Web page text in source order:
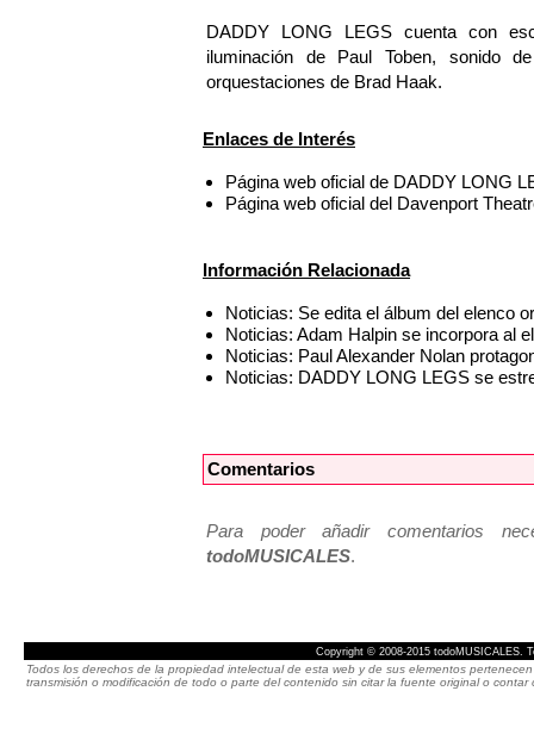
DADDY LONG LEGS cuenta con
iluminación de Paul Toben, sonido
orquestaciones de Brad Haak.
Enlaces de Interés
Página web oficial de DADDY LONG
Página web oficial del Davenport
Información Relacionada
Noticias: Se edita el álbum del elenco
Noticias: Adam Halpin se incorpora al
Noticias: Paul Alexander Nolan
Noticias: DADDY LONG LEGS se
Comentarios
Para poder añadir comentarios
todoMUSICALES.
Copyright © 2008-2015 todoMUSICALES.
Todos los derechos de la propiedad intelectual de esta web y de sus elementos
transmisión o modificación de todo o parte del contenido sin citar la fuente original o